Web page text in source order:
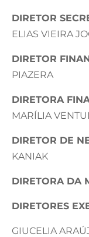
DIRETOR
ELIAS VIEIRA
DIRETOR
PIAZERA
DIRETORA
MARÍLIA
DIRETOR DE
KANIAK
DIRETORA DA
DIRETORES
GIUCELIA